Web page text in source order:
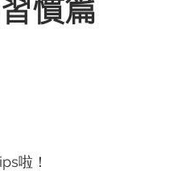
慣篇
啦！